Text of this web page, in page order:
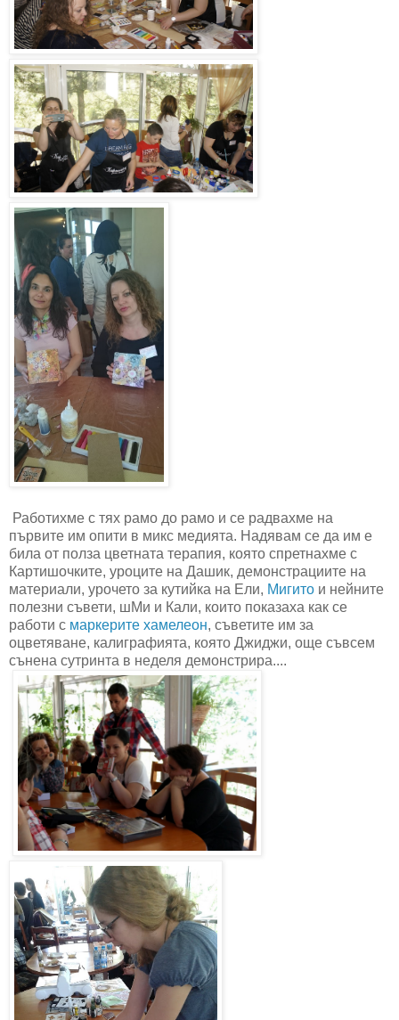
Работихме с тях рамо до рамо и се радвахме на
първите им опити в микс медията. Надявам се да им е
била от полза цветната терапия, която спретнахме с
Картишочките, уроците на Дашик, демонстрациите на
материали, урочето за кутийка на Ели, Мигито и нейните
полезни съвети, шМи и Кали, които показаха как се
работи с маркерите хамелеон, съветите им за
оцветяване, калиграфията, която Джиджи, още съвсем
сънена сутринта в неделя демонстрира....